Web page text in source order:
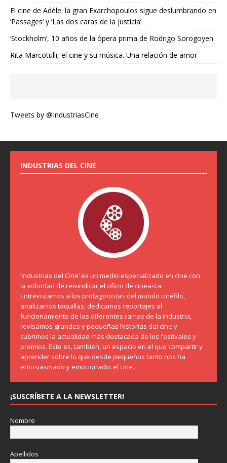
El cine de Adèle: la gran Exarchopoulos sigue deslumbrando en
’Passages’ y ’Las dos caras de la justicia’
‘Stockholm’, 10 años de la ópera prima de Rodrigo Sorogoyen
Rita Marcotulli, el cine y su música. Una relación de amor
Tweets by @IndustriasCine
INDUSTRIAS DEL CINE
‘Industrias del Cine’ es un medio especializado en cine con
la voluntad de reivindicar el oficio de cineasta.
Entrevistamos a los protagonistas del mundo cinéfilo,
analizamos taquillas, dedicamos reportajes al
funcionamiento de las diferentes ramas de la industria,
revisamos grandes y pequeñas historias del cine y
cubrimos la actualidad más destacada de los festivales y
premios. Este es, también, un espacio en el que compartir y
aprender sobre lo que desde pequeños tanto nos ha
entusiasmado y emocionado: el cine.
¡SUSCRÍBETE A LA NEWSLETTER!
Nombre
Apellidos